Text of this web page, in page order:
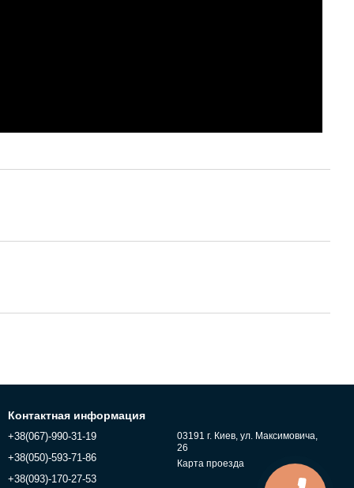
Контактная информация
+38(067)-990-31-19
+38(050)-593-71-86
+38(093)-170-27-53
03191 г. Киев, ул. Максимовича,
26
Карта проезда